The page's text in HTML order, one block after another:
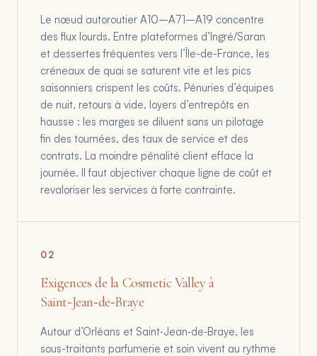
Le nœud autoroutier A10–A71–A19 concentre
des flux lourds. Entre plateformes d’Ingré/Saran
et dessertes fréquentes vers l’Île-de-France, les
créneaux de quai se saturent vite et les pics
saisonniers crispent les coûts. Pénuries d’équipes
de nuit, retours à vide, loyers d’entrepôts en
hausse : les marges se diluent sans un pilotage
fin des tournées, des taux de service et des
contrats. La moindre pénalité client efface la
journée. Il faut objectiver chaque ligne de coût et
revaloriser les services à forte contrainte.
02
Exigences de la Cosmetic Valley à
Saint‑Jean‑de‑Braye
Autour d’Orléans et Saint‑Jean‑de‑Braye, les
sous-traitants parfumerie et soin vivent au rythme